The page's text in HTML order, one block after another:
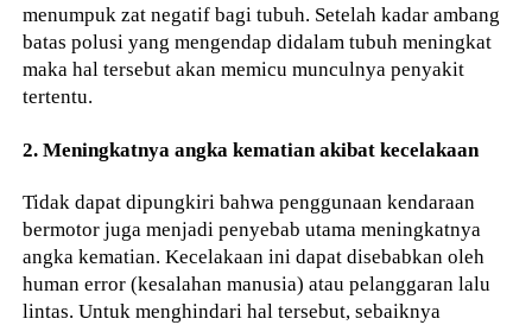
menumpuk zat negatif bagi tubuh. Setelah kadar ambang
batas polusi yang mengendap didalam tubuh meningkat
maka hal tersebut akan memicu munculnya penyakit
tertentu.
2. Meningkatnya angka kematian akibat kecelakaan
Tidak dapat dipungkiri bahwa penggunaan kendaraan
bermotor juga menjadi penyebab utama meningkatnya
angka kematian. Kecelakaan ini dapat disebabkan oleh
human error (kesalahan manusia) atau pelanggaran lalu
lintas. Untuk menghindari hal tersebut, sebaiknya